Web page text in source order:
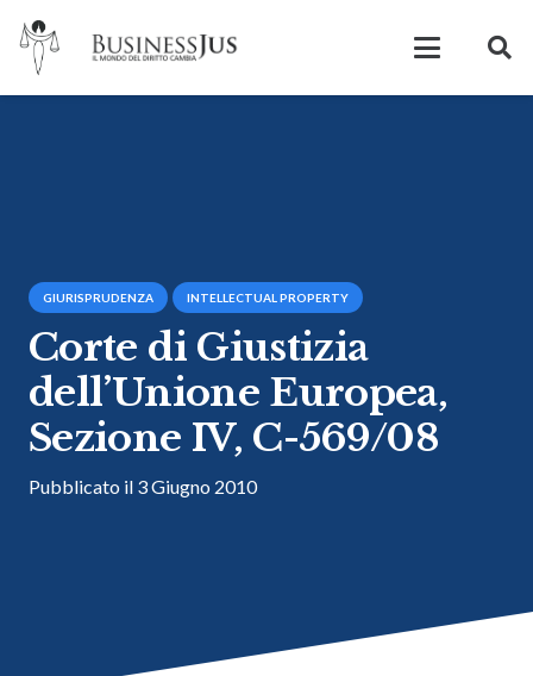
GIURISPRUDENZA INTELLECTUAL PROPERTY
Corte di Giustizia
dell’Unione Europea,
Sezione IV, C-569/08
Pubblicato il 3 Giugno 2010